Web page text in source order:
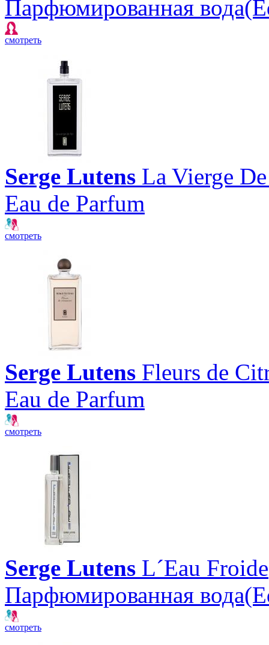
Парфюмированная
смотреть
Serge Lutens La Vierge
Eau de Parfum
смотреть
Serge Lutens Fleurs de
Eau de Parfum
смотреть
Serge Lutens L´Eau Froide
Парфюмированная
смотреть